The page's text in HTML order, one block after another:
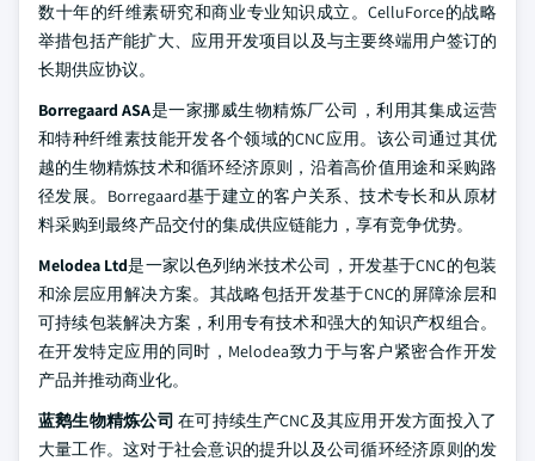
数十年的纤维素研究和商业专业知识成立。CelluForce的战略
举措包括产能扩大、应用开发项目以及与主要终端用户签订的
长期供应协议。
Borregaard ASA是一家挪威生物精炼厂公司，利用其集成运营
和特种纤维素技能开发各个领域的CNC应用。该公司通过其优
越的生物精炼技术和循环经济原则，沿着高价值用途和采购路
径发展。Borregaard基于建立的客户关系、技术专长和从原材
料采购到最终产品交付的集成供应链能力，享有竞争优势。
Melodea Ltd是一家以色列纳米技术公司，开发基于CNC的包装
和涂层应用解决方案。其战略包括开发基于CNC的屏障涂层和
可持续包装解决方案，利用专有技术和强大的知识产权组合。
在开发特定应用的同时，Melodea致力于与客户紧密合作开发
产品并推动商业化。
蓝鹅生物精炼公司 在可持续生产CNC及其应用开发方面投入了
大量工作。这对于社会意识的提升以及公司循环经济原则的发